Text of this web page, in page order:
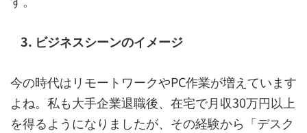
3. ビジネスシーンのイメージ
今の時代はリモートワークやPC作業が増えています
よね。私も大手企業退職後、在宅で月収30万円以上
を得るようになりましたが、その経験から「デスク